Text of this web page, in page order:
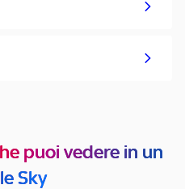
puoi vedere in un
Sky